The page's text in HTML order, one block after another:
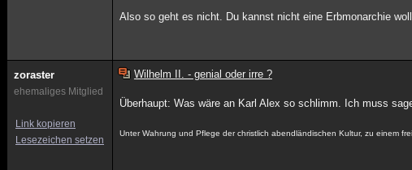
Also so geht es nicht. Du kannst nicht eine Erbmonarchie
zoraster
ehemaliges Mitglied
Link kopieren
Lesezeichen setzen
Wilhelm II. - genial oder irre ?
Überhaupt: Was wäre an Karl Alex so schlimm. Ich muss
Unter Wahrung und Pflege der christlich abendländischen Kultur, zu einem